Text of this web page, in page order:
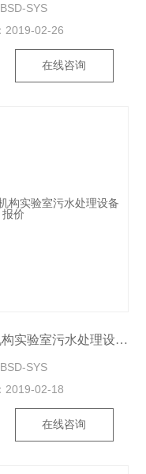
SYS
2019-02-26
在线咨询
BSD-SYS南宁检测机构实验室污水处理设备报价
SYS
2019-02-18
在线咨询